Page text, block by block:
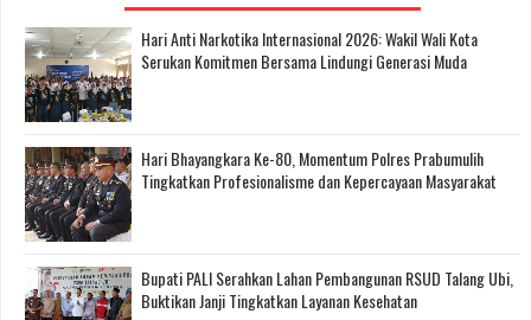
Hari Anti Narkotika Internasional 2026: Wakil Wali Kota
Serukan Komitmen Bersama Lindungi Generasi Muda
Hari Bhayangkara Ke-80, Momentum Polres Prabumulih
Tingkatkan Profesionalisme dan Kepercayaan Masyarakat
Bupati PALI Serahkan Lahan Pembangunan RSUD Talang Ubi,
Buktikan Janji Tingkatkan Layanan Kesehatan